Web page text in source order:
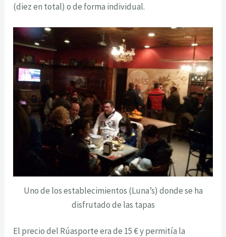
(diez en total) o de forma individual.
Uno de los establecimientos (Luna’s) donde se ha
disfrutado de las tapas
El precio del Rúasporte era de 15 € y permitía la